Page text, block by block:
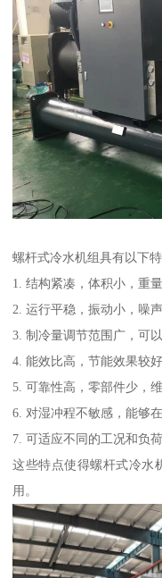
螺杆式冷水机组具有以下特
1. 结构紧凑，体积小，重
2. 运行平稳，振动小，噪声
3. 制冷量调节范围广，可
4. 能效比高，节能效果较好
5. 可靠性高，零部件少，维
6. 对湿冲程不敏感，能够
7. 可适应不同的工况和负
这些特点使得螺杆式冷水
用。